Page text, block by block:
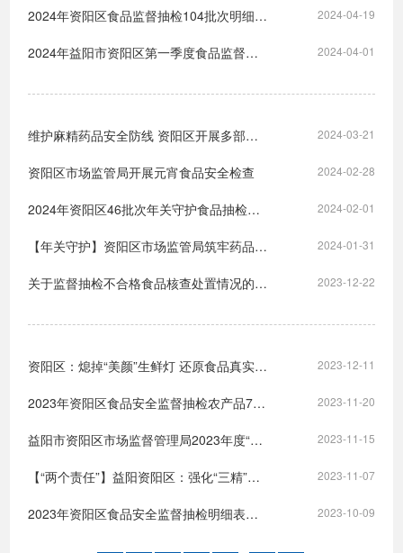
2024-04-19
2024年资阳区食品监督抽检104批次明细表（抽样日期3.18-3.22）
2024-04-01
2024年益阳市资阳区第一季度食品监督抽检96批次明细表
2024-03-21
维护麻精药品安全防线 资阳区开展多部门联合检查
2024-02-28
资阳区市场监管局开展元宵食品安全检查
2024-02-01
2024年资阳区46批次年关守护食品抽检明细表（抽样日期2024.1.8-1.14）
2024-01-31
【年关守护】资阳区市场监管局筑牢药品安全防线
2023-12-22
关于监督抽检不合格食品核查处置情况的公示
2023-12-11
资阳区：熄掉“美颜”生鲜灯 还原食品真实“本色”
2023-11-20
2023年资阳区食品安全监督抽检农产品77批次明细表（10月）
2023-11-15
益阳市资阳区市场监督管理局2023年度“化妆品安全示范店”名单公示
2023-11-07
【“两个责任”】益阳资阳区：强化“三精”措施 夯实食品安全“两个责任”
2023-10-09
2023年资阳区食品安全监督抽检明细表（8、9月）